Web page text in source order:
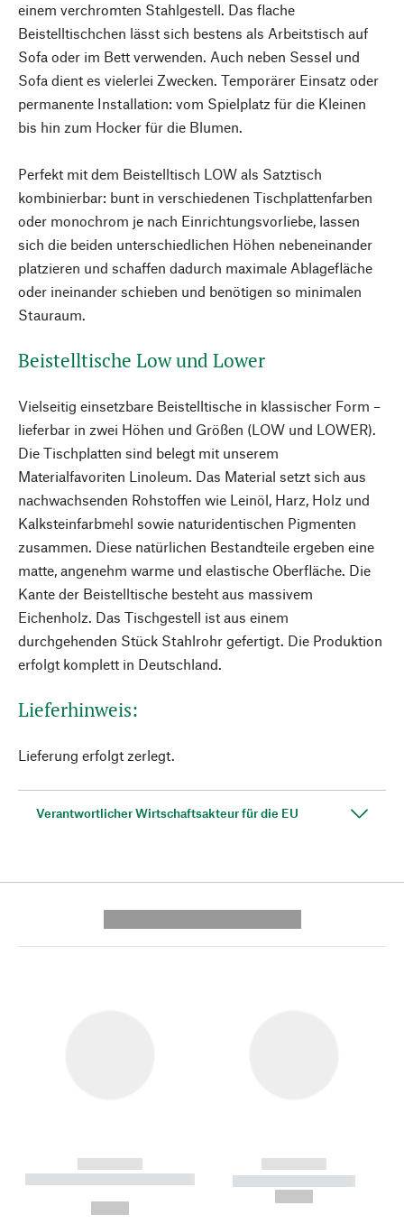
einem verchromten Stahlgestell. Das flache
Beistelltischchen lässt sich bestens als Arbeitstisch auf
Sofa oder im Bett verwenden. Auch neben Sessel und
Sofa dient es vielerlei Zwecken. Temporärer Einsatz oder
permanente Installation: vom Spielplatz für die Kleinen
bis hin zum Hocker für die Blumen.
Perfekt mit dem Beistelltisch LOW als Satztisch
kombinierbar: bunt in verschiedenen Tischplattenfarben
oder monochrom je nach Einrichtungsvorliebe, lassen
sich die beiden unterschiedlichen Höhen nebeneinander
platzieren und schaffen dadurch maximale Ablagefläche
oder ineinander schieben und benötigen so minimalen
Stauraum.
Beistelltische Low und Lower
Vielseitig einsetzbare Beistelltische in klassischer Form –
lieferbar in zwei Höhen und Größen (LOW und LOWER).
Die Tischplatten sind belegt mit unserem
Materialfavoriten Linoleum. Das Material setzt sich aus
nachwachsenden Rohstoffen wie Leinöl, Harz, Holz und
Kalksteinfarbmehl sowie naturidentischen Pigmenten
zusammen. Diese natürlichen Bestandteile ergeben eine
matte, angenehm warme und elastische Oberfläche. Die
Kante der Beistelltische besteht aus massivem
Eichenholz. Das Tischgestell ist aus einem
durchgehenden Stück Stahlrohr gefertigt. Die Produktion
erfolgt komplett in Deutschland.
Lieferhinweis:
Lieferung erfolgt zerlegt.
Verantwortlicher Wirtschaftsakteur für die EU
------------
----------- ----------- --------
------------
----------- -----------